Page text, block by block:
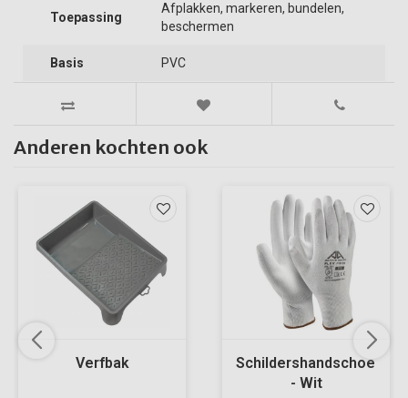
Toepassing
Afplakken, markeren, bundelen,
beschermen
Basis PVC
Anderen kochten ook
Verfbak
Schildershandschoen
- Wit